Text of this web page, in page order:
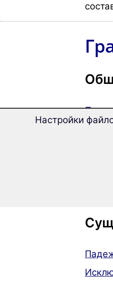
Настройки